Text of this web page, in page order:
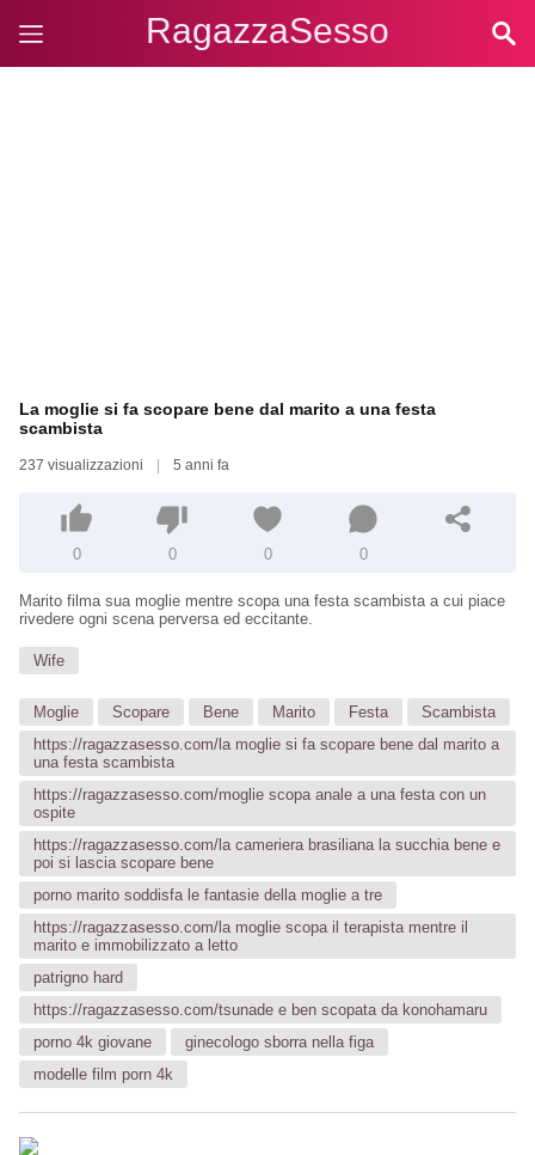
RagazzaSesso
La moglie si fa scopare bene dal marito a una festa
scambista
237 visualizzazioni 5 anni fa
0 0 0 0
Marito filma sua moglie mentre scopa una festa scambista a cui piace
rivedere ogni scena perversa ed eccitante.
Wife
Moglie Scopare Bene Marito Festa
Scambista
https://ragazzasesso.com/la moglie si fa scopare bene dal marito a
una festa scambista
https://ragazzasesso.com/moglie scopa anale a una festa con un
ospite
https://ragazzasesso.com/la cameriera brasiliana la succhia bene e
poi si lascia scopare bene
porno marito soddisfa le fantasie della moglie a tre
https://ragazzasesso.com/la moglie scopa il terapista mentre il
marito e immobilizzato a letto
patrigno hard
https://ragazzasesso.com/tsunade e ben scopata da konohamaru
porno 4k giovane
ginecologo sborra nella figa
modelle film porn 4k